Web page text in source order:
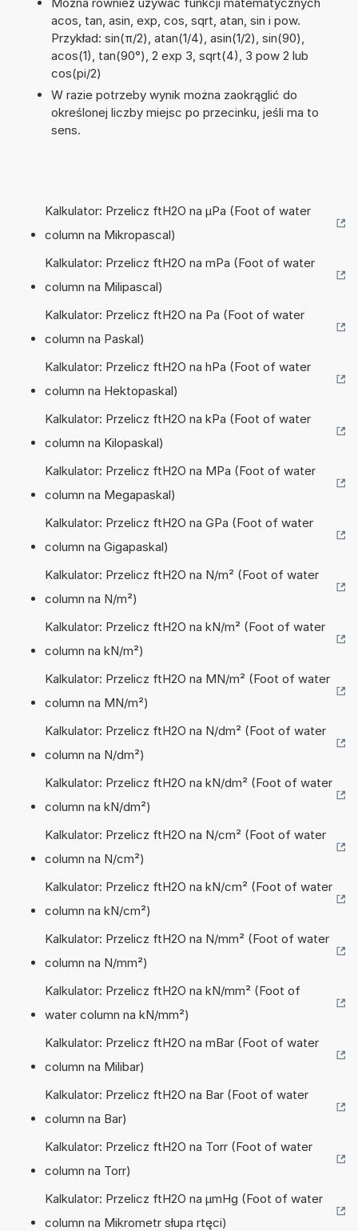
acos, tan, asin, exp, cos, sqrt, atan, sin i pow.
Przykład: sin(π/2), atan(1/4), asin(1/2), sin(90),
acos(1), tan(90°), 2 exp 3, sqrt(4), 3 pow 2 lub
cos(pi/2)
W razie potrzeby wynik można zaokrąglić do
określonej liczby miejsc po przecinku, jeśli ma to
sens.
Kalkulator: Przelicz ftH2O na µPa (Foot of water
column na Mikropascal)
Kalkulator: Przelicz ftH2O na mPa (Foot of water
column na Milipascal)
Kalkulator: Przelicz ftH2O na Pa (Foot of water
column na Paskal)
Kalkulator: Przelicz ftH2O na hPa (Foot of water
column na Hektopaskal)
Kalkulator: Przelicz ftH2O na kPa (Foot of water
column na Kilopaskal)
Kalkulator: Przelicz ftH2O na MPa (Foot of water
column na Megapaskal)
Kalkulator: Przelicz ftH2O na GPa (Foot of water
column na Gigapaskal)
Kalkulator: Przelicz ftH2O na N/m² (Foot of water
column na N/m²)
Kalkulator: Przelicz ftH2O na kN/m² (Foot of water
column na kN/m²)
Kalkulator: Przelicz ftH2O na MN/m² (Foot of water
column na MN/m²)
Kalkulator: Przelicz ftH2O na N/dm² (Foot of water
column na N/dm²)
Kalkulator: Przelicz ftH2O na kN/dm² (Foot of water
column na kN/dm²)
Kalkulator: Przelicz ftH2O na N/cm² (Foot of water
column na N/cm²)
Kalkulator: Przelicz ftH2O na kN/cm² (Foot of water
column na kN/cm²)
Kalkulator: Przelicz ftH2O na N/mm² (Foot of water
column na N/mm²)
Kalkulator: Przelicz ftH2O na kN/mm² (Foot of
water column na kN/mm²)
Kalkulator: Przelicz ftH2O na mBar (Foot of water
column na Milibar)
Kalkulator: Przelicz ftH2O na Bar (Foot of water
column na Bar)
Kalkulator: Przelicz ftH2O na Torr (Foot of water
column na Torr)
Kalkulator: Przelicz ftH2O na µmHg (Foot of water
column na Mikrometr słupa rtęci)